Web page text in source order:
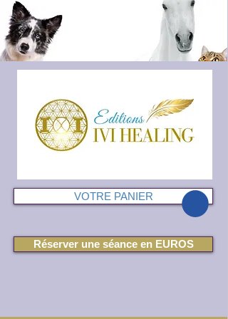
VOTRE PANIER
Réserver une séance en EUROS